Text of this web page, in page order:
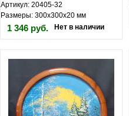
Артикул: 20405-32
Размеры: 300х300х20 мм
1 346 руб. Нет в наличии